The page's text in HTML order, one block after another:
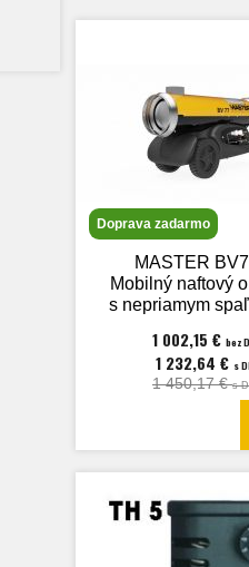
Doprava zadarmo
MASTER
Mobilný naftový
s nepriamym
1 002,15 € bez
1 232,64 € s
1 450,17 €s